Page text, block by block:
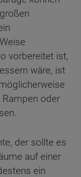
vorbereitet ist,
wäre, ist
oder
der sollte es
auf einer
ein